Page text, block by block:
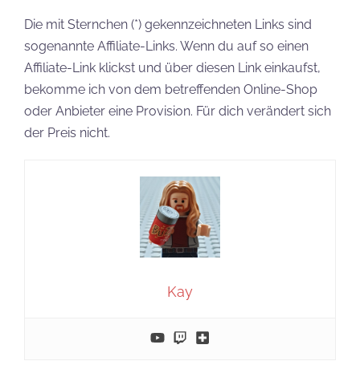
Die mit Sternchen (*) gekennzeichneten Links sind
sogenannte Affiliate-Links. Wenn du auf so einen
Affiliate-Link klickst und über diesen Link einkaufst,
bekomme ich von dem betreffenden Online-Shop
oder Anbieter eine Provision. Für dich verändert sich
der Preis nicht.
Kay